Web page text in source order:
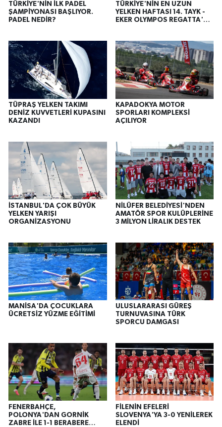
TÜRKİYE'NİN İLK PADEL
ŞAMPİYONASI BAŞLIYOR.
PADEL NEDİR?
TÜRKİYE'NİN EN UZUN
YELKEN HAFTASI 14. TAYK -
EKER OLYMPOS REGATTA'DA
TÜPRAŞ YELKEN TAKIMI
DENİZ KUVVETLERİ KUPASINI
KAZANDI
KAPADOKYA MOTOR
SPORLARI KOMPLEKSİ
AÇILIYOR
İSTANBUL'DA ÇOK BÜYÜK
YELKEN YARIŞI
ORGANİZASYONU
NİLÜFER BELEDİYESİ'NDEN
AMATÖR SPOR KULÜPLERİNE
3 MİLYON LİRALIK DESTEK
MANİSA'DA ÇOCUKLARA
ÜCRETSİZ YÜZME EĞİTİMİ
ULUSLARARASI GÜREŞ
TURNUVASINA TÜRK
SPORCU DAMGASI
FENERBAHÇE,
POLONYA'DAN GORNİK
ZABRE İLE 1-1 BERABERE
FİLENİN EFELERİ
SLOVENYA'YA 3-0 YENİLEREK
ELENDİ